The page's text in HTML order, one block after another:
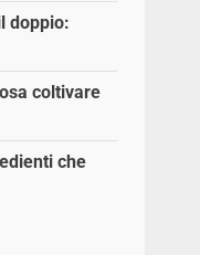
doppio:
coltivare
che